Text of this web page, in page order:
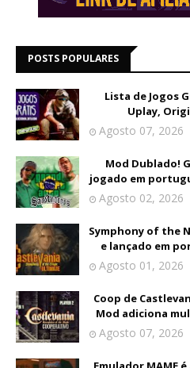
POSTS POPULARES
Lista de Jogos
Uplay,
Agosto 07, 2026
Mod Dublado!
jogado em
Agosto 02, 2026
Symphony of the
e lançado em
Agosto 01, 2026
Coop de
Mod adiciona
Agosto 07, 2026